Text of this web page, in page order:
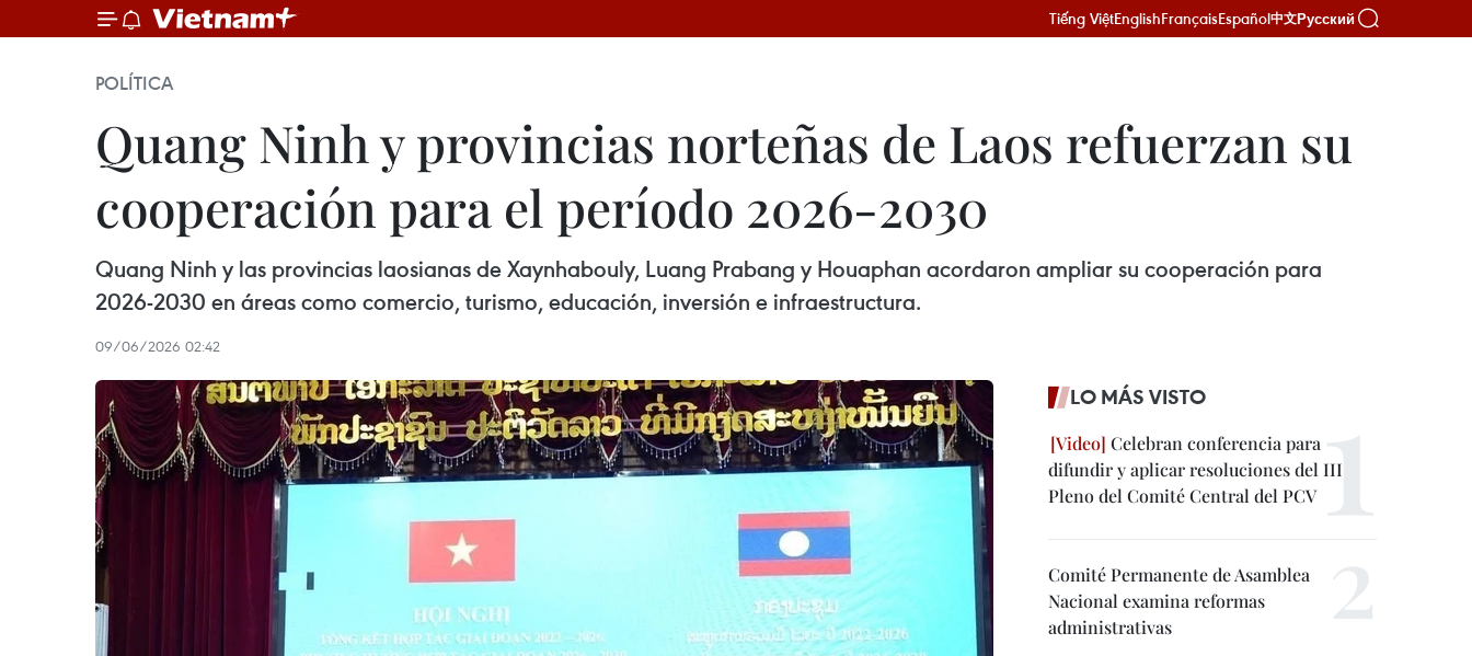
Tiếng ViệtEnglishFrançaisEspañol中文Русский
POLÍTICA
Quang Ninh y provincias norteñas de Laos refuerzan su
cooperación para el período 2026-2030
Quang Ninh y las provincias laosianas de Xaynhabouly, Luang Prabang y Houaphan acordaron ampliar su cooperación para
2026-2030 en áreas como comercio, turismo, educación, inversión e infraestructura.
09/06/2026 02:42
LO MÁS VISTO
Celebran conferencia para
difundir y aplicar resoluciones del III
Pleno del Comité Central del PCV
Comité Permanente de Asamblea
Nacional examina reformas
administrativas